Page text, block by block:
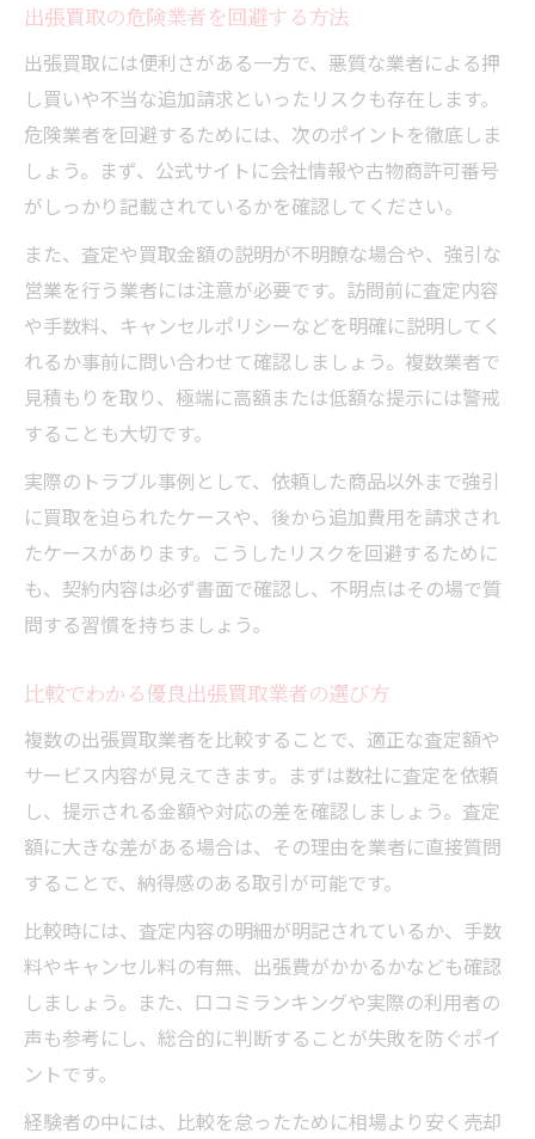
出張買取の危険業者を回避する方法
出張買取には便利さがある一方で、悪質な業者による押
し買いや不当な追加請求といったリスクも存在します。
危険業者を回避するためには、次のポイントを徹底しま
しょう。まず、公式サイトに会社情報や古物商許可番号
がしっかり記載されているかを確認してください。
また、査定や買取金額の説明が不明瞭な場合や、強引な
営業を行う業者には注意が必要です。訪問前に査定内容
や手数料、キャンセルポリシーなどを明確に説明してく
れるか事前に問い合わせて確認しましょう。複数業者で
見積もりを取り、極端に高額または低額な提示には警戒
することも大切です。
実際のトラブル事例として、依頼した商品以外まで強引
に買取を迫られたケースや、後から追加費用を請求され
たケースがあります。こうしたリスクを回避するために
も、契約内容は必ず書面で確認し、不明点はその場で質
問する習慣を持ちましょう。
比較でわかる優良出張買取業者の選び方
複数の出張買取業者を比較することで、適正な査定額や
サービス内容が見えてきます。まずは数社に査定を依頼
し、提示される金額や対応の差を確認しましょう。査定
額に大きな差がある場合は、その理由を業者に直接質問
することで、納得感のある取引が可能です。
比較時には、査定内容の明細が明記されているか、手数
料やキャンセル料の有無、出張費がかかるかなども確認
しましょう。また、口コミランキングや実際の利用者の
声も参考にし、総合的に判断することが失敗を防ぐポイ
ントです。
経験者の中には、比較を怠ったために相場より安く売却